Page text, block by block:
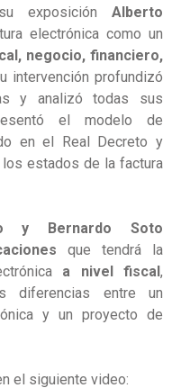
exposición Alberto
electrónica como un
negocio, financiero,
intervención profundizó
y analizó todas sus
el modelo de
en el Real Decreto y
estados de la factura
y Bernardo Soto
que tendrá la
a nivel fiscal,
diferencias entre un
y un proyecto de
el siguiente video: